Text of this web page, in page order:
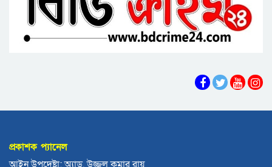
লোডশেডিংয়ে বিপর্যস্ত কুয়াকাটা, মুখ থুবড়ে পড়ছে
পর্যটন ব্যবসা
ঝালকাঠি নতুন কার্পেটিং সড়ক কেটে কালভার্ট নির্মাণ
প্রকাশক প্যানেল